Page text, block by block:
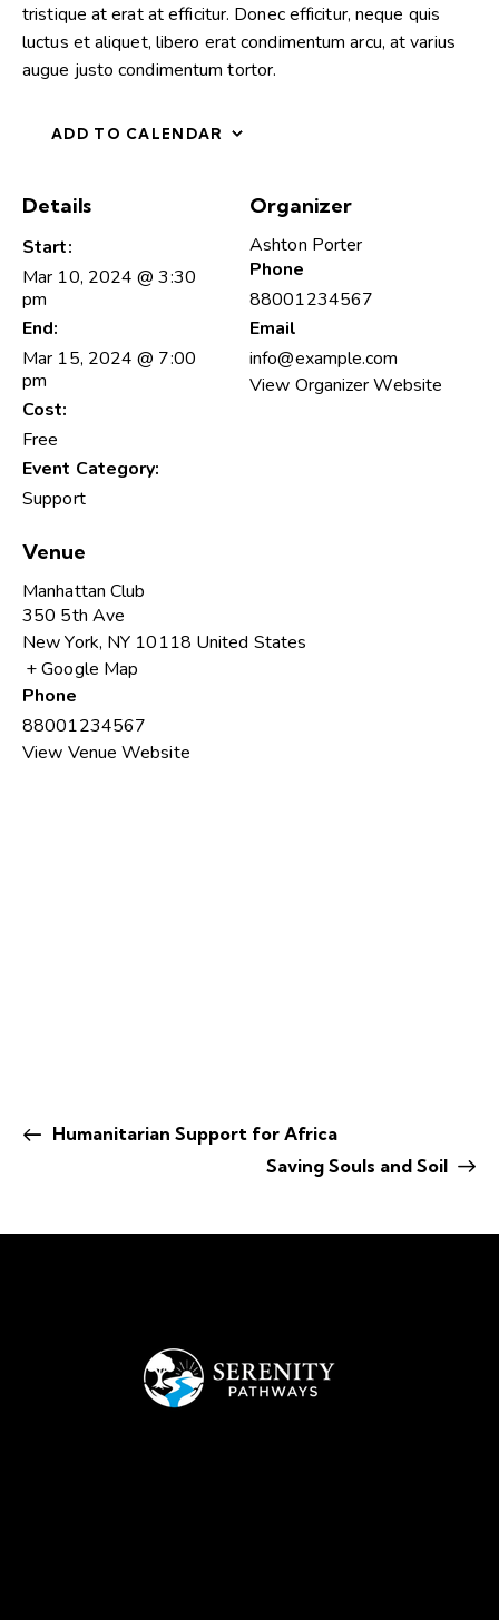
tristique at erat at efficitur. Donec efficitur, neque quis
luctus et aliquet, libero erat condimentum arcu, at varius
augue justo condimentum tortor.
ADD TO CALENDAR
Details
Start:
Mar 10, 2024 @ 3:30
pm
End:
Mar 15, 2024 @ 7:00
pm
Cost:
Free
Event Category:
Support
Organizer
Ashton Porter
Phone
88001234567
Email
info@example.com
View Organizer Website
Venue
Manhattan Club
350 5th Ave
New York, NY 10118 United States
+ Google Map
Phone
88001234567
View Venue Website
Humanitarian Support for Africa
Saving Souls and Soil